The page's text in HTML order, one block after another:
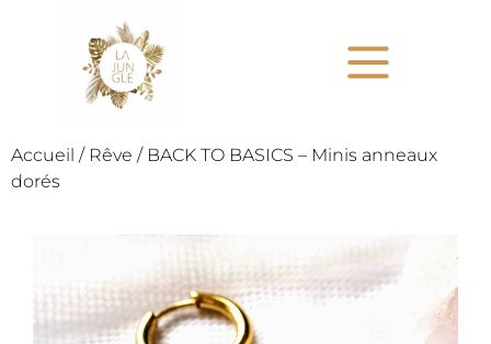
Accueil / Rêve / BACK TO BASICS – Minis anneaux
dorés